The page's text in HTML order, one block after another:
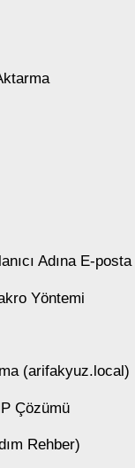
Adına E-
Yöntemi
(arifakyuz.local)
Çözümü
Rehber)